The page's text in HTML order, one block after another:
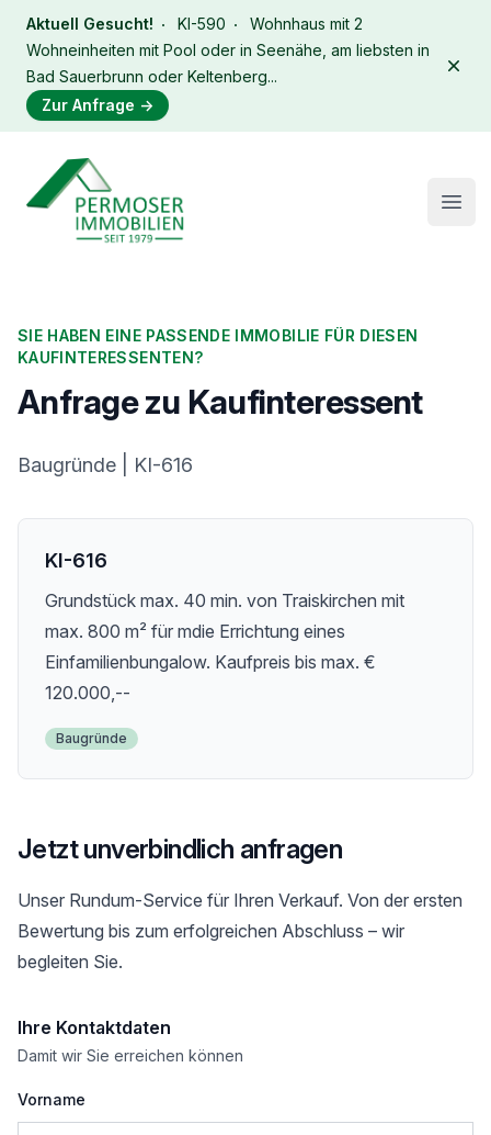
Aktuell Gesucht! KI-590
Wohnhaus mit 2
Wohneinheiten mit Pool oder in Seenähe, am liebsten in
Bad Sauerbrunn oder Keltenberg...
Zur Anfrage →
Immobilien Permoser Logo
SIE HABEN EINE PASSENDE IMMOBILIE FÜR DIESEN
KAUFINTERESSENTEN?
Anfrage zu Kaufinteressent
Baugründe | KI-616
KI-616
Grundstück max. 40 min. von Traiskirchen mit
max. 800 m² für mdie Errichtung eines
Einfamilienbungalow. Kaufpreis bis max. €
120.000,--
Baugründe
Jetzt unverbindlich anfragen
Unser Rundum-Service für Ihren Verkauf. Von der ersten
Bewertung bis zum erfolgreichen Abschluss – wir
begleiten Sie.
Ihre Kontaktdaten
Damit wir Sie erreichen können
Vorname